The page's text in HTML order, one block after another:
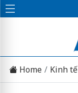
Home Kinh tế